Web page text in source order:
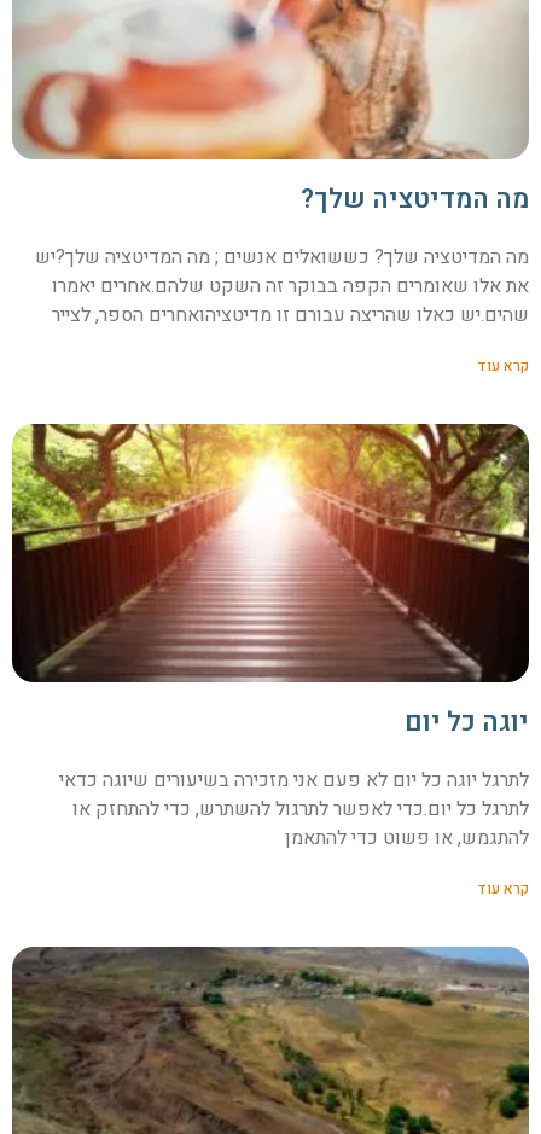
מה המדיטציה שלך?
מה המדיטציה שלך? כששואלים אנשים ; מה המדיטציה שלך?יש
את אלו שאומרים הקפה בבוקר זה השקט שלהם.אחרים יאמרו
שהים.יש כאלו שהריצה עבורם זו מדיטציהואחרים הספר, לצייר
קרא עוד
יוגה כל יום
לתרגל יוגה כל יום לא פעם אני מזכירה בשיעורים שיוגה כדאי
לתרגל כל יום.כדי לאפשר לתרגול להשתרש, כדי להתחזק או
להתגמש, או פשוט כדי להתאמן
קרא עוד